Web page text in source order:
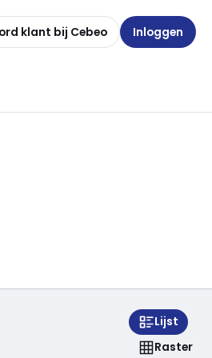
klant bij Cebeo Inloggen
Lijst
Raster